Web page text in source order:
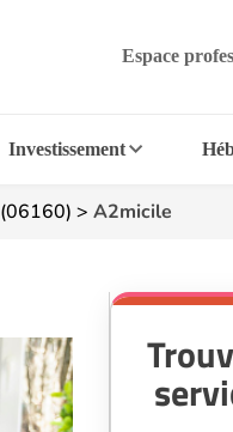
Espace
Investissement
> A2micile